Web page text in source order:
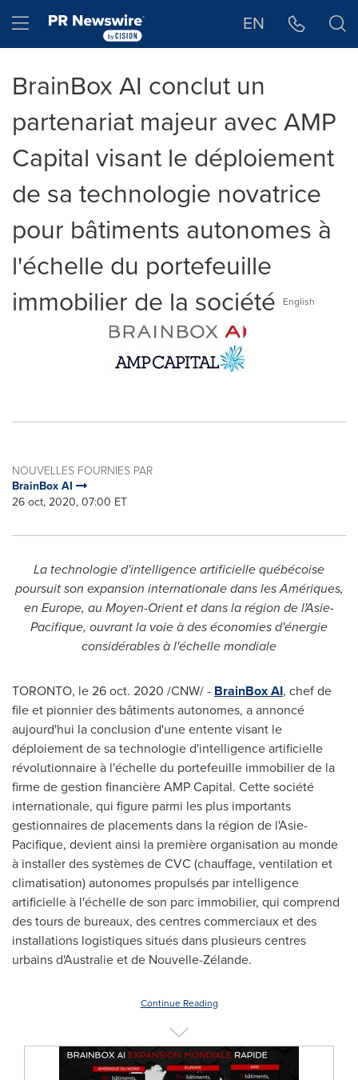
Hamburger menu EN
BrainBox AI conclut un
partenariat majeur avec AMP
Capital visant le déploiement
de sa technologie novatrice
pour bâtiments autonomes à
l'échelle du portefeuille
immobilier de la société
English
NOUVELLES FOURNIES PAR
BrainBox AI
26 oct, 2020, 07:00 ET
La technologie d'intelligence artificielle québécoise
poursuit son expansion internationale dans les Amériques,
en Europe, au Moyen-Orient et dans la région de l'Asie-
Pacifique, ouvrant la voie à des économies d'énergie
considérables à l'échelle mondiale
TORONTO, le 26 oct. 2020 /CNW/ - BrainBox AI, chef de
file et pionnier des bâtiments autonomes, a annoncé
aujourd'hui la conclusion d'une entente visant le
déploiement de sa technologie d'intelligence artificielle
révolutionnaire à l'échelle du portefeuille immobilier de la
firme de gestion financière AMP Capital. Cette société
internationale, qui figure parmi les plus importants
gestionnaires de placements dans la région de l'Asie-
Pacifique, devient ainsi la première organisation au monde
à installer des systèmes de CVC (chauffage, ventilation et
climatisation) autonomes propulsés par intelligence
artificielle à l'échelle de son parc immobilier, qui comprend
des tours de bureaux, des centres commerciaux et des
installations logistiques situés dans plusieurs centres
urbains d'Australie et de Nouvelle-Zélande.
Continue Reading